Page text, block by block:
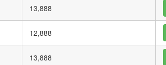
13,888
12,888
13,888